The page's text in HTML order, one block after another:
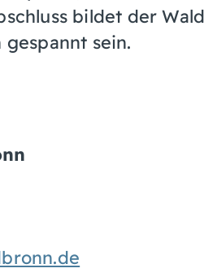
bildet der
sein.